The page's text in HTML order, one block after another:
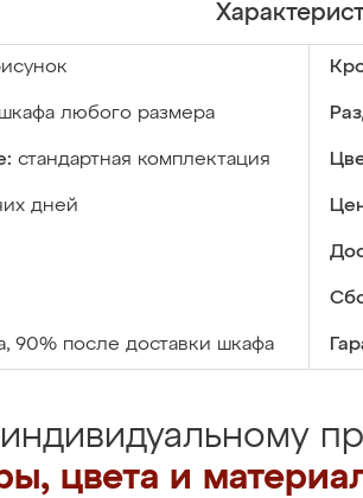
любого размера
стандартная комплектация
дней
90% после доставки шкафа
цвета и